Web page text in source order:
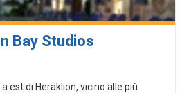
Bay Studios
est di Heraklion, vicino alle più